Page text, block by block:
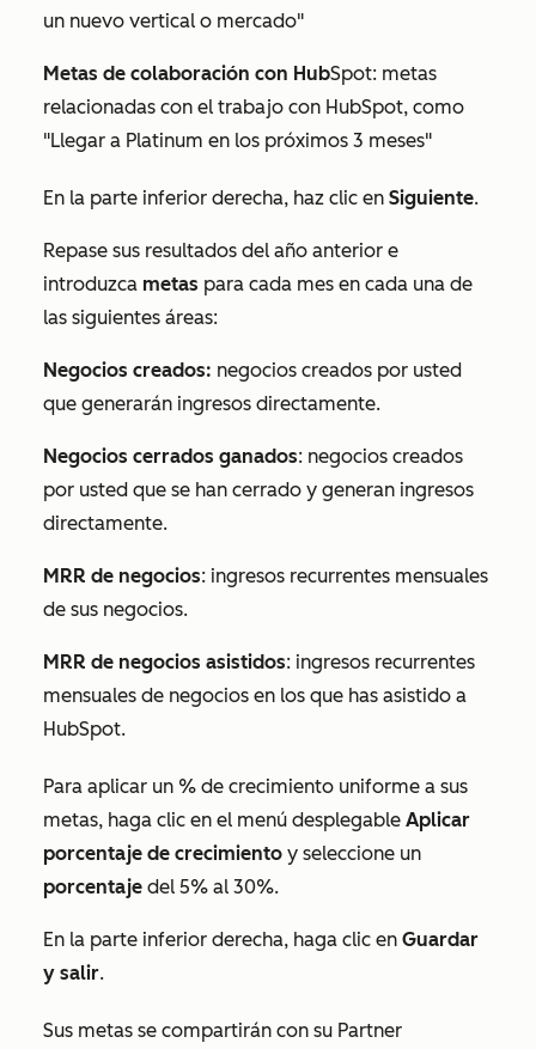
un nuevo vertical o mercado"
Metas de colaboración con HubSpot: metas
relacionadas con el trabajo con HubSpot, como
"Llegar a Platinum en los próximos 3 meses"
En la parte inferior derecha, haz clic en Siguiente.
Repase sus resultados del año anterior e
introduzca metas para cada mes en cada una de
las siguientes áreas:
Negocios creados: negocios creados por usted
que generarán ingresos directamente.
Negocios cerrados ganados: negocios creados
por usted que se han cerrado y generan ingresos
directamente.
MRR de negocios: ingresos recurrentes mensuales
de sus negocios.
MRR de negocios asistidos: ingresos recurrentes
mensuales de negocios en los que has asistido a
HubSpot.
Para aplicar un % de crecimiento uniforme a sus
metas, haga clic en el menú desplegable Aplicar
porcentaje de crecimiento y seleccione un
porcentaje del 5% al 30%.
En la parte inferior derecha, haga clic en Guardar
y salir.
Sus metas se compartirán con su Partner